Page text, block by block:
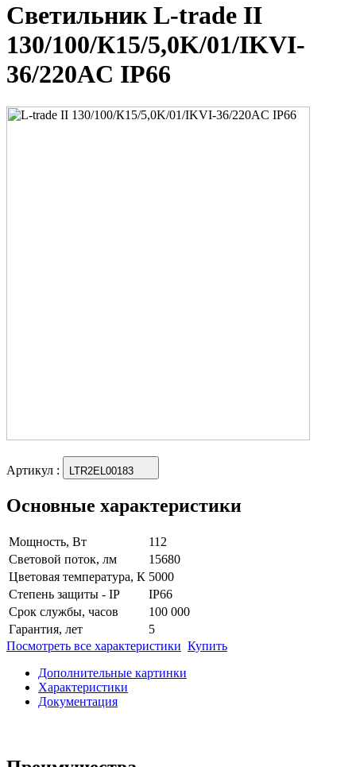
Светильник L-trade II
130/100/К15/5,0K/01/IKVI-
36/220AC IP66
Артикул : LTR2EL00183
Основные характеристики
Мощность, Вт
112
Световой поток, лм
15680
Цветовая температура, К 5000
Степень защиты - IP
IP66
Срок службы, часов
100 000
Гарантия, лет
5
Посмотреть все характеристики Купить
Дополнительные картинки
Характеристики
Документация